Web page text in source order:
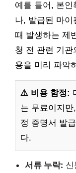
예를 들어, 본인
나, 발급된 마
때 발생하는 제
청 전 관련 기관
용을 미리 파악
⚠️ 비용 함정:
는 무료이지
정 증명서 발
다.
서류 누락: